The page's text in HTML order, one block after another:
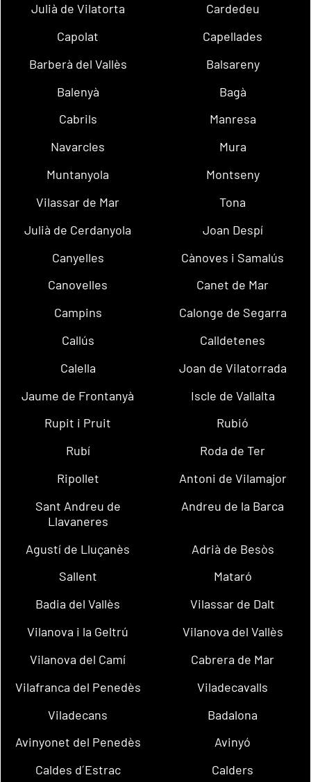
Julià de Vilatorta
Cardedeu
Capolat
Capellades
Barberà del Vallès
Balsareny
Balenyà
Bagà
Cabrils
Manresa
Navarcles
Mura
Muntanyola
Montseny
Vilassar de Mar
Tona
Julià de Cerdanyola
Joan Despí
Canyelles
Cànoves i Samalús
Canovelles
Canet de Mar
Campins
Calonge de Segarra
Callús
Calldetenes
Calella
Joan de Vilatorrada
Jaume de Frontanyà
Iscle de Vallalta
Rupit i Pruit
Rubió
Rubí
Roda de Ter
Ripollet
Antoni de Vilamajor
Sant Andreu de
Llavaneres
Andreu de la Barca
Agustí de Lluçanès
Adrià de Besòs
Sallent
Mataró
Badia del Vallès
Vilassar de Dalt
Vilanova i la Geltrú
Vilanova del Vallès
Vilanova del Camí
Cabrera de Mar
Vilafranca del Penedès
Viladecavalls
Viladecans
Badalona
Avinyonet del Penedès
Avinyó
Caldes d´Estrac
Calders